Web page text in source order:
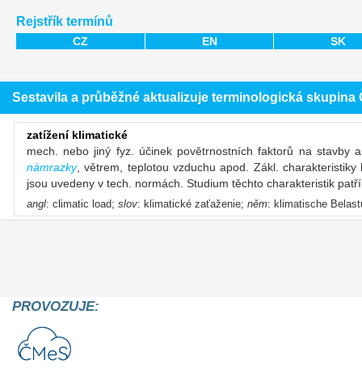
Rejstřík termínů
CZ EN SK
Sestavila a průběžné aktualizuje terminologická
zatížení klimatické
mech. nebo jiný fyz. účinek povětrnostních faktorů na
námrazky, větrem, teplotou vzduchu apod. Zákl.
jsou uvedeny v tech. normách. Studium těchto charakteristik
angl: climatic load; slov: klimatické zaťaženie; něm: klimatische
PROVOZUJE: